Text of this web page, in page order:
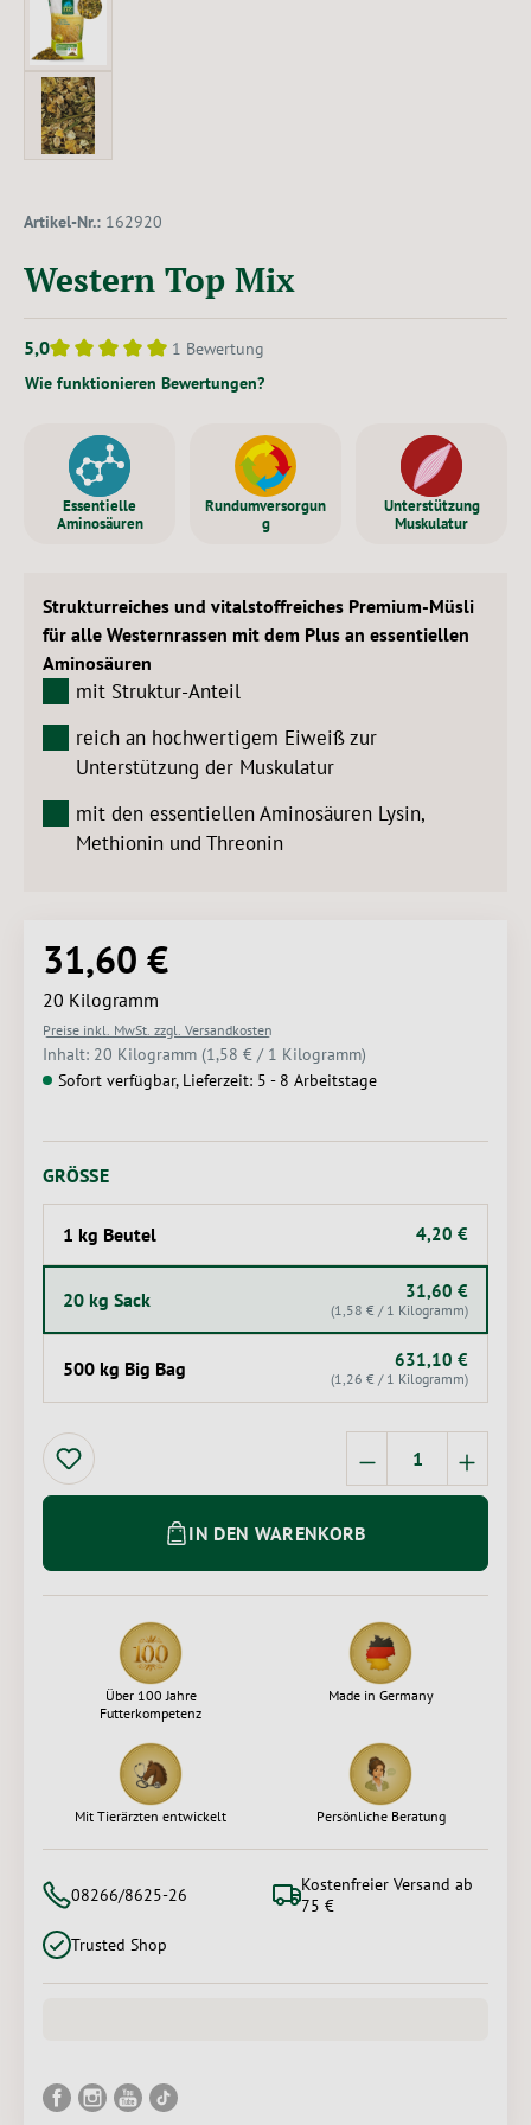
Artikel-Nr.: 162920
Western Top Mix
5,0
Durchschnittliche Bewertung von 5 von 5 Sternen
1 Bewertung
Wie funktionieren Bewertungen?
Essentielle
Aminosäuren
Rundumversorgun
g
Unterstützung
Muskulatur
Strukturreiches und vitalstoffreiches Premium-Müsli
für alle Westernrassen mit dem Plus an essentiellen
Aminosäuren
mit Struktur-Anteil
reich an hochwertigem Eiweiß zur
Unterstützung der Muskulatur
mit den essentiellen Aminosäuren Lysin,
Methionin und Threonin
Regulärer Preis:
31,60 €
20 Kilogramm
Preise inkl. MwSt. zzgl. Versandkosten
Inhalt: 20 Kilogramm (1,58 € / 1 Kilogramm)
Sofort verfügbar, Lieferzeit: 5 - 8 Arbeitstage
GRÖSSE AUSWÄHLEN
1 kg Beutel 4,20 €
20 kg Sack 31,60 €
(1,58 € / 1 Kilogramm)
500 kg Big Bag 631,10 €
(1,26 € / 1 Kilogramm)
Produkt
IN DEN WARENKORB
Über 100 Jahre
Futterkompetenz
Made in Germany
Mit Tierärzten entwickelt Persönliche Beratung
08266/8625-26
Kostenfreier Versand ab
75 €
Trusted Shop